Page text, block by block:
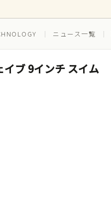
ニュース一覧
ボトムス
EVERYDAY(普段穿き)
イブ 9インチ スイム